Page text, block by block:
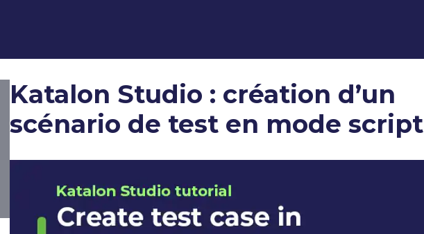
Katalon Studio : création d’un
scénario de test en mode script